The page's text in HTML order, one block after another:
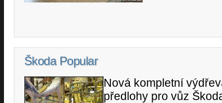
Škoda Popular
Nová kompletní
předlohy pro vůz